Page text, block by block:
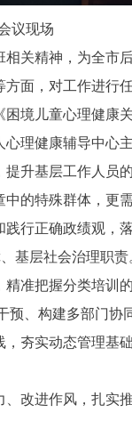
议现场
关精神，为全市
面，对工作进行
境儿童心理健康
理健康辅导中心
升基层工作人员的
的特殊群体，更
行正确政绩观，
基层社会治理职
准把握分类培
预、构建多部门
夯实动态管理基
改进作风，扎实